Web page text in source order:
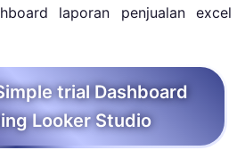
laporan penjualan excel
trial Dashboard
Looker Studio